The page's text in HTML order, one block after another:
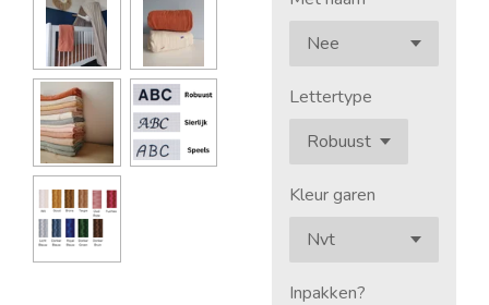
Lettertype
Kleur garen
Inpakken?